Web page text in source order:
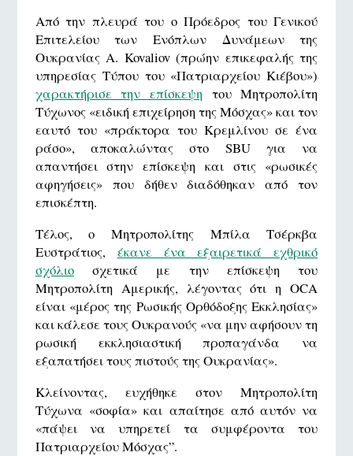
Από την πλευρά του ο Πρόεδρος του Γενικού
Επιτελείου των Ενόπλων Δυνάμεων της
Ουκρανίας A. Kovaliov (πρώην επικεφαλής της
υπηρεσίας Τύπου του «Πατριαρχείου Κιέβου»)
χαρακτήρισε την επίσκεψη του Μητροπολίτη
Τύχωνος «ειδική επιχείρηση της Μόσχας» και τον
εαυτό του «πράκτορα του Κρεμλίνου σε ένα
ράσο», αποκαλώντας στο SBU για να
απαντήσει στην επίσκεψη και στις «ρωσικές
αφηγήσεις» που δήθεν διαδόθηκαν από τον
επισκέπτη.
Τέλος, ο Μητροπολίτης Μπίλα Τσέρκβα
Ευστράτιος, έκανε ένα εξαιρετικά εχθρικό
σχόλιοσχετικά με την επίσκεψη του
Μητροπολίτη Αμερικής, λέγοντας ότι η OCA
είναι «μέρος της Ρωσικής Ορθόδοξης Εκκλησίας»
και κάλεσε τους Ουκρανούς «να μην αφήσουν τη
ρωσική εκκλησιαστική προπαγάνδα να
εξαπατήσει τους πιστούς της Ουκρανίας».
Κλείνοντας, ευχήθηκε στον Μητροπολίτη
Τύχωνα «σοφία» και απαίτησε από αυτόν να
«πάψει να υπηρετεί τα συμφέροντα του
Πατριαρχείου Μόσχας”.